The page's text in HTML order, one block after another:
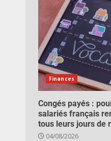
Finances
Congés payés :
salariés français
tous leurs jours de
04/08/2026